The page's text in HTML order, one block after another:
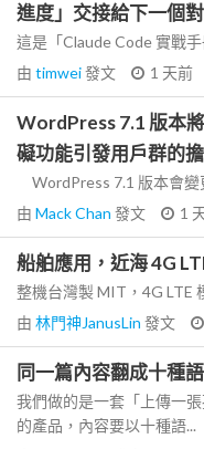
進度」交接給下一個
這是「Claude Code 實戰
由 timwei發文 1 天前
WordPress 7.1 版本
礙功能引發用戶群的
WordPress 7.1 版本會變
由 Mack Chan 發文 1
船舶應用，近海 4G
整機台灣製 MIT，4G LTE
由 林門神JanusLin 發文
同一篇內容翻成十種
我們做的是一套「上傳一
的產品，內容要以十種語...